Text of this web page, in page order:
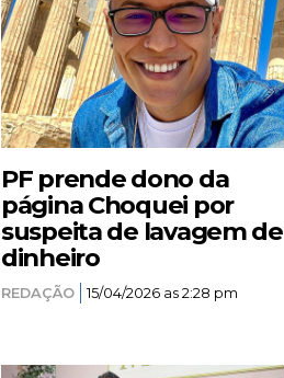
PF prende dono da
página Choquei por
suspeita de lavagem de
dinheiro
REDAÇÃO 15/04/2026 as 2:28 pm